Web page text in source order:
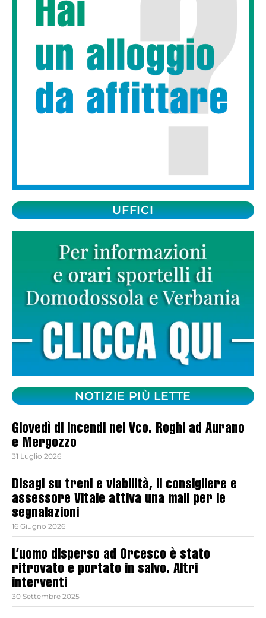
UFFICI
NOTIZIE PIÙ LETTE
Giovedì di incendi nel Vco. Roghi ad Aurano
e Mergozzo
31 Luglio 2026
Disagi su treni e viabilità, il consigliere e
assessore Vitale attiva una mail per le
segnalazioni
16 Giugno 2026
L’uomo disperso ad Orcesco è stato
ritrovato e portato in salvo. Altri
interventi
30 Settembre 2025